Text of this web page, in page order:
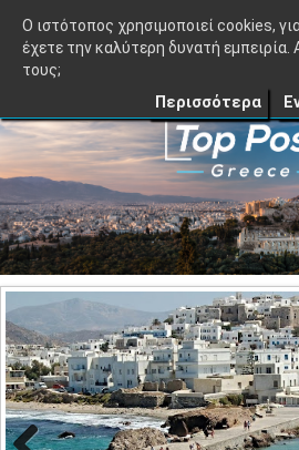
≡ TopPost.gr |
O ιστότοπος χρησιμοποιεί cookies,
έχετε την καλύτερη δυνατή
τους;
Περισσότερα